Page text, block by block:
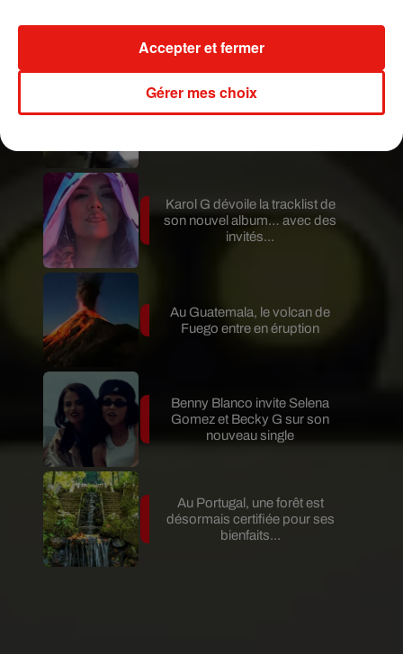
de Fuego est terminée
Le fourmilier géant fait son retour
Karol G dévoile la tracklist de
son nouvel album… avec des
invités...
Au Guatemala, le volcan de
Fuego entre en éruption
Benny Blanco invite Selena
Gomez et Becky G sur son
nouveau single
Au Portugal, une forêt est
désormais certifiée pour ses
bienfaits...
Gérer mes choix
Accepter et fermer